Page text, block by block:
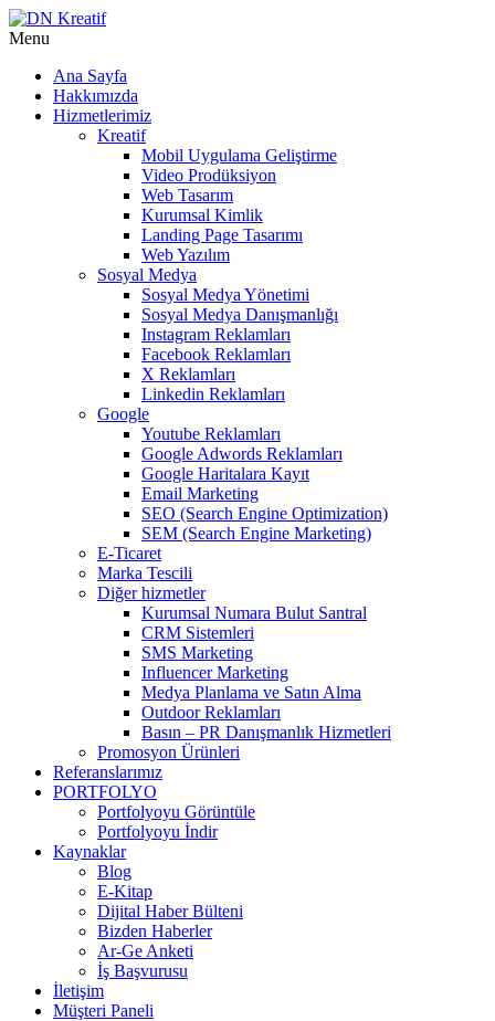
Menu
Ana Sayfa
Hakkımızda
Hizmetlerimiz
Kreatif
Mobil Uygulama Geliştirme
Video Prodüksiyon
Web Tasarım
Kurumsal Kimlik
Landing Page Tasarımı
Web Yazılım
Sosyal Medya
Sosyal Medya Yönetimi
Sosyal Medya Danışmanlığı
Instagram Reklamları
Facebook Reklamları
X Reklamları
Linkedin Reklamları
Google
Youtube Reklamları
Google Adwords Reklamları
Google Haritalara Kayıt
Email Marketing
SEO (Search Engine Optimization)
SEM (Search Engine Marketing)
E-Ticaret
Marka Tescili
Diğer hizmetler
Kurumsal Numara Bulut Santral
CRM Sistemleri
SMS Marketing
Influencer Marketing
Medya Planlama ve Satın Alma
Outdoor Reklamları
Basın – PR Danışmanlık Hizmetleri
Promosyon Ürünleri
Referanslarımız
PORTFOLYO
Portfolyoyu Görüntüle
Portfolyoyu İndir
Kaynaklar
Blog
E-Kitap
Dijital Haber Bülteni
Bizden Haberler
Ar-Ge Anketi
İş Başvurusu
İletişim
Müşteri Paneli